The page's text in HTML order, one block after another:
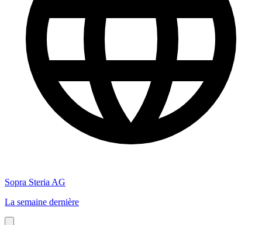
Sopra Steria AG
La semaine dernière